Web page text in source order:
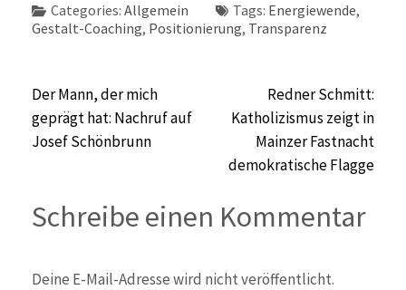
Categories: Allgemein Tags: Energiewende,
Gestalt-Coaching, Positionierung, Transparenz
Beitragsnavigation
Der Mann, der mich
geprägt hat: Nachruf auf
Josef Schönbrunn
Redner Schmitt:
Katholizismus zeigt in
Mainzer Fastnacht
demokratische Flagge
Schreibe einen Kommentar
Deine E-Mail-Adresse wird nicht veröffentlicht.